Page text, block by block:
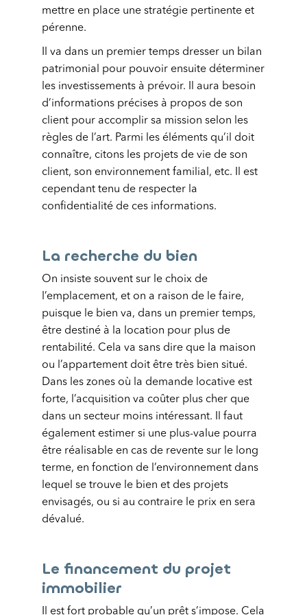
mettre en place une stratégie pertinente et
pérenne.
Il va dans un premier temps dresser un bilan
patrimonial pour pouvoir ensuite déterminer
les investissements à prévoir. Il aura besoin
d’informations précises à propos de son
client pour accomplir sa mission selon les
règles de l’art. Parmi les éléments qu’il doit
connaître, citons les projets de vie de son
client, son environnement familial, etc. Il est
cependant tenu de respecter la
confidentialité de ces informations.
La recherche du bien
On insiste souvent sur le choix de
l’emplacement, et on a raison de le faire,
puisque le bien va, dans un premier temps,
être destiné à la location pour plus de
rentabilité. Cela va sans dire que la maison
ou l’appartement doit être très bien situé.
Dans les zones où la demande locative est
forte, l’acquisition va coûter plus cher que
dans un secteur moins intéressant. Il faut
également estimer si une plus-value pourra
être réalisable en cas de revente sur le long
terme, en fonction de l’environnement dans
lequel se trouve le bien et des projets
envisagés, ou si au contraire le prix en sera
dévalué.
Le financement du projet
immobilier
Il est fort probable qu’un prêt s’impose. Cela